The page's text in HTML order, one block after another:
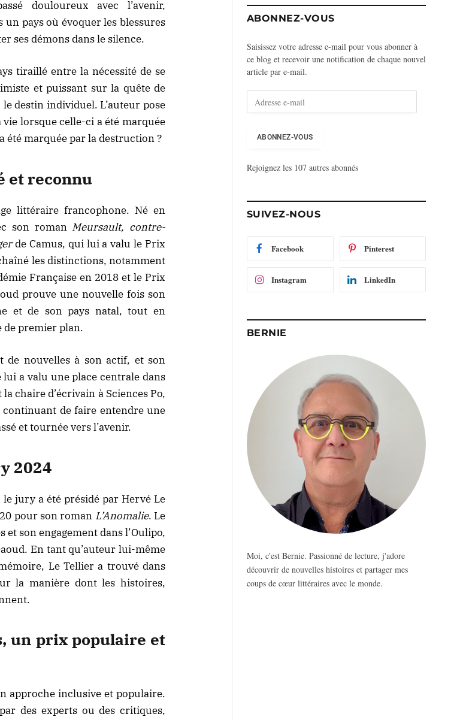
douloureux avec l’avenir,
un pays où évoquer les blessures
ses démons dans le silence.
tiraillé entre la nécessité de se
et puissant sur la quête de
destin individuel. L’auteur pose
lorsque celle-ci a été marquée
été marquée par la destruction ?
et reconnu
littéraire francophone. Né en
son roman Meursault, contre-
de Camus, qui lui a valu le Prix
les distinctions, notamment
Française en 2018 et le Prix
prouve une nouvelle fois son
et de son pays natal, tout en
premier plan.
de nouvelles à son actif, et son
a valu une place centrale dans
chaire d’écrivain à Sciences Po,
de faire entendre une
et tournée vers l’avenir.
2024
jury a été présidé par Hervé Le
pour son roman L’Anomalie. Le
son engagement dans l’Oulipo,
En tant qu’auteur lui-même
Le Tellier a trouvé dans
la manière dont les histoires,
un prix populaire et
approche inclusive et populaire.
des experts ou des critiques,
ABONNEZ-VOUS
Saisissez votre adresse e-mail pour vous abonner à
ce blog et recevoir une notification de chaque nouvel
article par e-mail.
e
m
a
ABONNEZ-VOUS
Rejoignez les 107 autres abonnés
SUIVEZ-NOUS
Facebook Pinterest
Instagram LinkedIn
BERNIE
Moi, c'est Bernie. Passionné de lecture, j'adore
découvrir de nouvelles histoires et partager mes
coups de cœur littéraires avec le monde.